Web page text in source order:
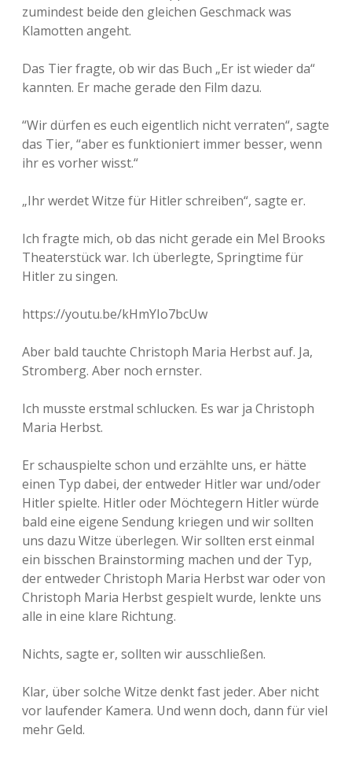
zumindest beide den gleichen Geschmack was
Klamotten angeht.
Das Tier fragte, ob wir das Buch „Er ist wieder da“
kannten. Er mache gerade den Film dazu.
“Wir dürfen es euch eigentlich nicht verraten“, sagte
das Tier, “aber es funktioniert immer besser, wenn
ihr es vorher wisst.“
„Ihr werdet Witze für Hitler schreiben“, sagte er.
Ich fragte mich, ob das nicht gerade ein Mel Brooks
Theaterstück war. Ich überlegte, Springtime für
Hitler zu singen.
https://youtu.be/kHmYIo7bcUw
Aber bald tauchte Christoph Maria Herbst auf. Ja,
Stromberg. Aber noch ernster.
Ich musste erstmal schlucken. Es war ja Christoph
Maria Herbst.
Er schauspielte schon und erzählte uns, er hätte
einen Typ dabei, der entweder Hitler war und/oder
Hitler spielte. Hitler oder Möchtegern Hitler würde
bald eine eigene Sendung kriegen und wir sollten
uns dazu Witze überlegen. Wir sollten erst einmal
ein bisschen Brainstorming machen und der Typ,
der entweder Christoph Maria Herbst war oder von
Christoph Maria Herbst gespielt wurde, lenkte uns
alle in eine klare Richtung.
Nichts, sagte er, sollten wir ausschließen.
Klar, über solche Witze denkt fast jeder. Aber nicht
vor laufender Kamera. Und wenn doch, dann für viel
mehr Geld.